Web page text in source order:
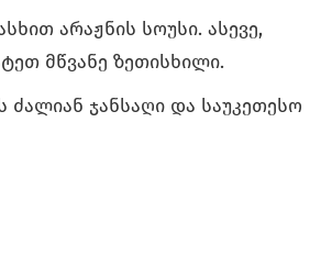
არაჟნის სოუსი. ასევე,
მწვანე ზეთისხილი.
ძალიან ჯანსაღი და საუკეთესო